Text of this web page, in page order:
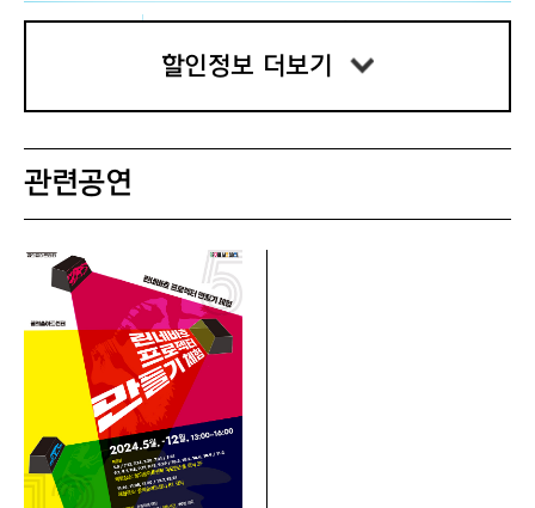
증빙서류 및
세종ⓢ멤버십 대상자에 한하여 적용
할인명 세종S멤버십 스페셜
할인율
적용매수 1인4매
증빙서류 및
유의사항
세종ⓢ멤버십 대상자에 한하여 적용
세종S멤버십 시그니처
30%
적용매수 1인6매
할인정보 더보기
관련공연